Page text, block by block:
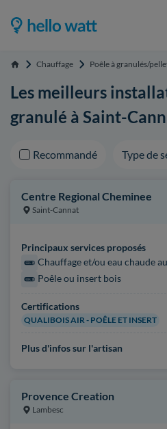
Accueil Chauffage Poêle à granulés/
Les meilleurs
granulé à Saint-
Recommandé Type de
Centre Regional Cheminee
Saint-Cannat
Principaux services proposés
Chauffage et/ou eau chaude
Poêle ou insert bois
Certifications
QUALIBOIS AIR - POÊLE ET INSERT
Plus d'infos sur l'artisan
Provence Creation
Lambesc